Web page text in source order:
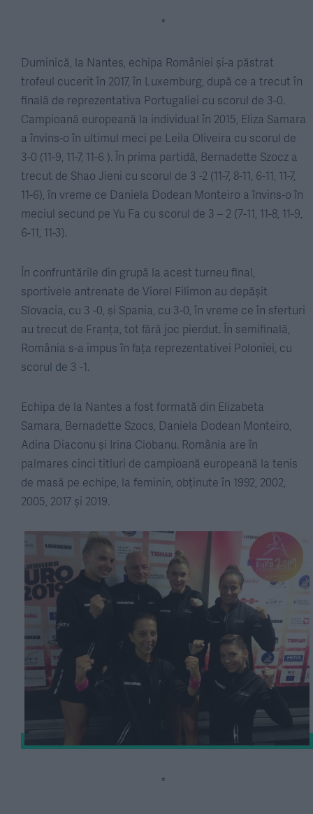
*
Duminică, la Nantes, echipa României și-a păstrat
trofeul cucerit în 2017, în Luxemburg, după ce a trecut în
finală de reprezentativa Portugaliei cu scorul de 3-0.
Campioană europeană la individual în 2015, Eliza Samara
a învins-o în ultimul meci pe Leila Oliveira cu scorul de
3-0 (11-9, 11-7, 11-6 ). În prima partidă, Bernadette Szocz a
trecut de Shao Jieni cu scorul de 3 -2 (11-7, 8-11, 6-11, 11-7,
11-6), în vreme ce Daniela Dodean Monteiro a învins-o în
meciul secund pe Yu Fa cu scorul de 3 – 2 (7-11, 11-8, 11-9,
6-11, 11-3).
În confruntările din grupă la acest turneu final,
sportivele antrenate de Viorel Filimon au depășit
Slovacia, cu 3 -0, și Spania, cu 3-0, în vreme ce în sferturi
au trecut de Franța, tot fără joc pierdut. În semifinală,
România s-a impus în fața reprezentativei Poloniei, cu
scorul de 3 -1.
Echipa de la Nantes a fost formată din Elizabeta
Samara, Bernadette Szocs, Daniela Dodean Monteiro,
Adina Diaconu și Irina Ciobanu. România are în
palmares cinci titluri de campioană europeană la tenis
de masă pe echipe, la feminin, obținute în 1992, 2002,
2005, 2017 și 2019.
*